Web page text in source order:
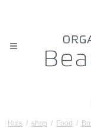
Huis / shop / Food /